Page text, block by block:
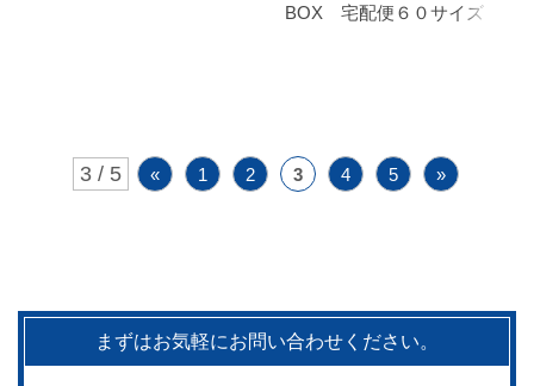
BOX 宅配便６０サイズ
3 / 5 « 1 2 3 4 5 »
まずはお気軽にお問い合わせください。